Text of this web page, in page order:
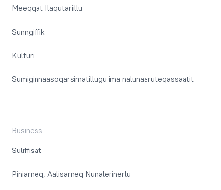
Meeqqat Ilaqutariillu
Sunngiffik
Kulturi
Sumiginnaasoqarsimatillugu ima nalunaaruteqassaatit
Business
Suliffisat
Piniarneq, Aalisarneq Nunalerinerlu